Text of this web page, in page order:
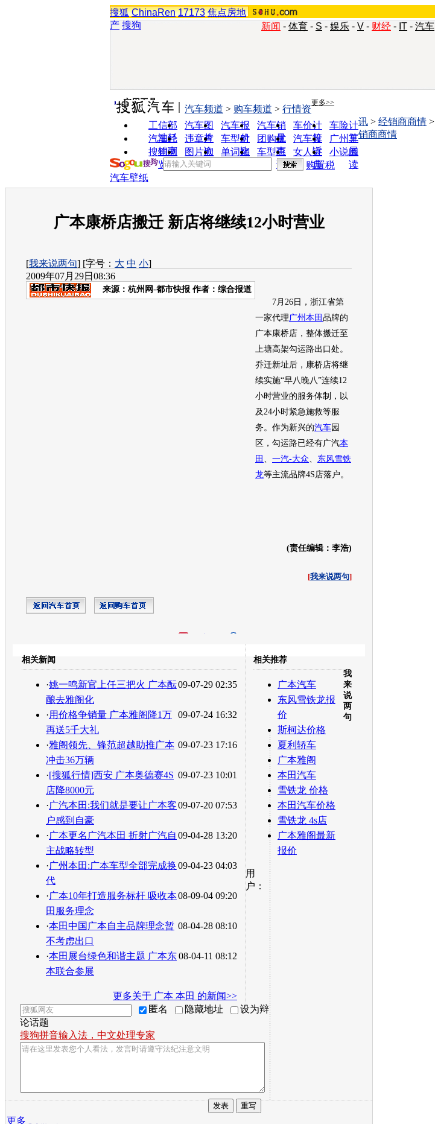
搜狐 ChinaRen 17173 焦点房地
产 搜狗 新闻 - 体育 - S - 娱乐 - V - 财经 - IT - 汽车
实用工具 更多>>
工信部
油耗
汽车图
片
汽车报
价
汽车销
量
车价计
算
车险计
算
汽车经
销商
违章查
询
车型对
比
团购优
惠
汽车投
诉
广州车
展
搜狗浏
览器
图片欣
赏
单词翻
车型查
询
女人宝
典
小说阅
读
汽车频道 > 购车频道 > 行情资
讯 > 经销商商情 >
销商商情
购置税
汽车壁纸
广本康桥店搬迁 新店将继续12小时营业
[我来说两句] [字号： 大 中 小]
2009年07月29日08:36
来源： 杭州网-都市快报 作者：综合报道
7月26日，浙江省第
一家代理 广州本田 品牌的
广本康桥店，整体搬迁至
上塘高架勾运路出口处。
乔迁新址后，康桥店将继
续实施“早八晚八”连续12
小时营业的服务体制，以
及24小时紧急施救等服
务。作为新兴的汽车园
区，勾运路已经有广汽本
田
一汽-大众
东风雪铁
龙等主流品牌4S店落户。
(责任编辑：李浩)
[我来说两句]
转发至： 白社会 百度i贴吧
相关新闻
09-07-29 02:35
·姚一鸣新官上任三把火 广本酝
酿去雅阁化
09-07-24 16:32
·用价格争销量 广本雅阁降1万
再送5千大礼
09-07-23 17:16
·雅阁领先、锋范超越助推广本
冲击36万辆
09-07-23 10:01
·[搜狐行情]西安 广本奥德赛4S
店降8000元
09-07-20 07:53
·广汽本田:我们就是要让广本客
户感到自豪
09-04-28 13:20
·广本更名广汽本田 折射广汽自
主战略转型
09-04-23 04:03
·广州本田:广本车型全部完成换
代
08-09-04 09:20
·广本10年打造服务标杆 吸收本
田服务理念
08-04-28 08:10
·本田中国广本自主品牌理念暂
不考虑出口
08-04-11 08:12
·本田展台绿色和谐主题 广本东
本联合参展
更多关于 广本 本田 的新闻>>
相关推荐
广本汽车
东风雪铁龙报
价
斯柯达价格
夏利轿车
广本雅阁
本田汽车
雪铁龙 价格
本田汽车价格
雪铁龙 4s店
广本雅阁最新
报价
我
来
说
两
句
用
户：
匿名 隐藏地址
设为辩
论话题
搜狗拼音输入法，中文处理专家
更多